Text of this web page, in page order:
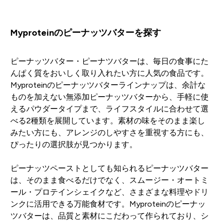
Myproteinのピーナッツバターを探す
ピーナッツバター・ピーナツバターは、毎日の食事にた
んぱく質をおいしく取り入れたい方に人気の食品です。
Myproteinのピーナッツバターラインナップは、余計な
ものを加えない無添加ピーナッツバターから、手軽に使
えるパウダータイプまで、ライフスタイルに合わせて選
べる2種類を展開しています。素材の味をそのまま楽し
みたい方にも、アレンジのしやすさを重視する方にも、
ぴったりの選択肢が見つかります。
ピーナッツペーストとしても知られるピーナッツバター
は、そのまま食べるだけでなく、スムージー・オートミ
ール・プロテインシェイクなど、さまざまな料理やドリ
ンクに活用できる万能食材です。Myproteinのピーナッ
ツバターは、品質と素材にこだわって作られており、シ